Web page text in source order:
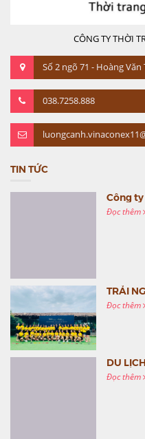
CÔNG TY THỜI
Số 2 ngõ 71 - Hoàng
038.7258.888
TIN TỨC
Đọc thêm
Đọc thêm
Đọc thêm